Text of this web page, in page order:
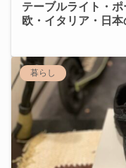
テーブルライト・
欧・イタリア・日
暮らし